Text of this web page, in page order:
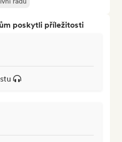
poskytli příležitosti